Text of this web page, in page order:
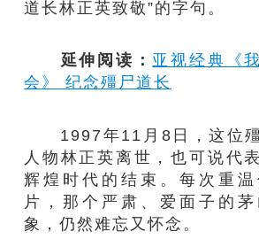
道长林正英致敬”的字句。
延伸阅读： 亚视经典《
会》 纪念殭尸道长
1997年11月8日，这位殭
人物林正英离世，也可说代
辉煌时代的结束。每次重
片，那个严肃、爱面子的
象，仍然难忘又怀念。